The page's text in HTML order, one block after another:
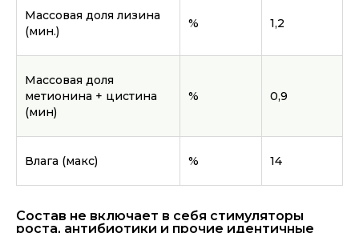
Массовая доля лизина
(мин.)
% 1,2
Массовая доля
метионина + цистина
(мин)
% 0,9
Влага (макс) % 14
Состав не включает в себя стимуляторы
роста, антибиотики и прочие идентичные